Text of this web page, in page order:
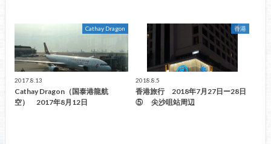
Cathay Dragon
2017.8.13
Cathay Dragon（国泰港龍航
空） 2017年8月12日
香港
2018.8.5
香港旅行 2018年7月27日ー28日
⑤ 尖沙咀站周辺